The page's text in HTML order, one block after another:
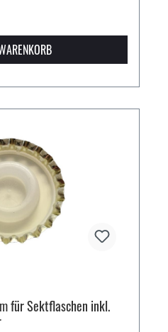
für Sektflaschen inkl.